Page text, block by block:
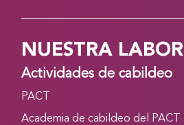
NUESTRA LABOR
Actividades de cabildeo
PACT
Academia de cabildeo del PACT